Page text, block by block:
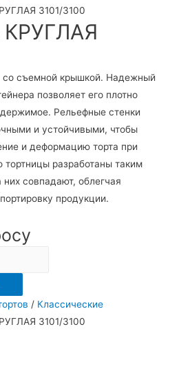
3101/3100
со съемной крышкой. Надежный
позволяет его плотно
Рельефные стенки
и устойчивыми, чтобы
и деформацию торта при
разработаны таким
совпадают, облегчая
продукции.
/ Классические
3101/3100